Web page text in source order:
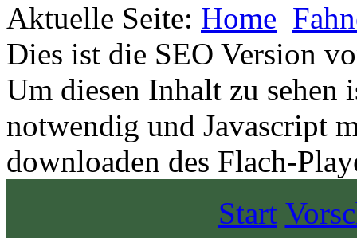
Aktuelle Seite: Home
Dies ist die SEO Version
Um diesen Inhalt zu sehen
notwendig und Javascript
downloaden des Flach-
Start